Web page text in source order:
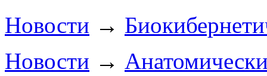
Новости →
Новости →